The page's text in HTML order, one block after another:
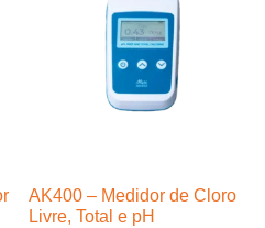
AK400 – Medidor de Cloro
Livre, Total e pH